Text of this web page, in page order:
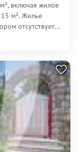
включая жилое
15 м². Жилье
отсутствует...